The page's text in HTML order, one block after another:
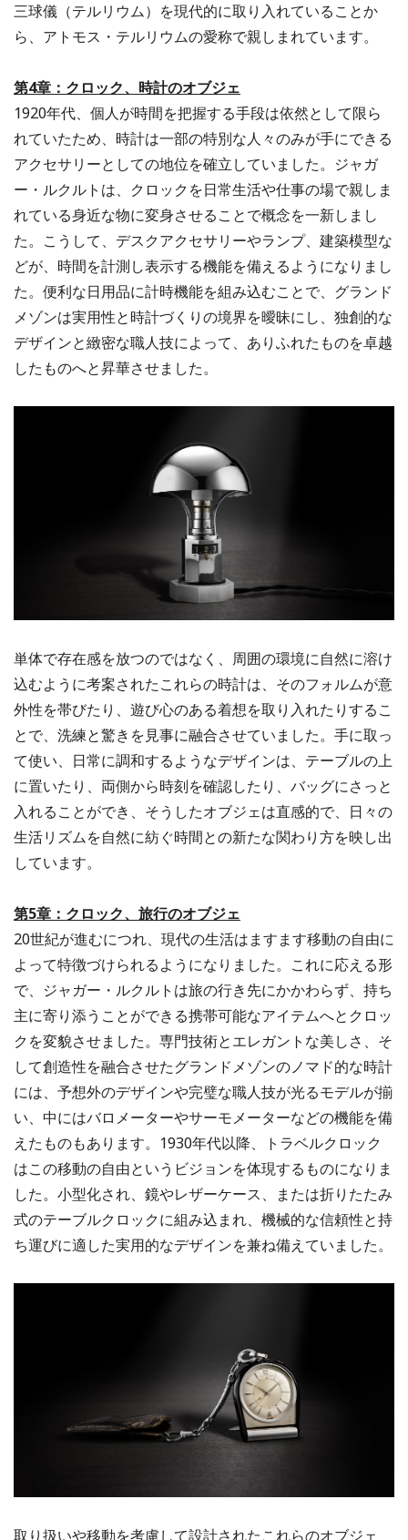
三球儀（テルリウム）を現代的に取り入れていることか
ら、アトモス・テルリウムの愛称で親しまれています。
第4章：クロック、時計のオブジェ
1920年代、個人が時間を把握する手段は依然として限ら
れていたため、時計は一部の特別な人々のみが手にできる
アクセサリーとしての地位を確立していました。ジャガ
ー・ルクルトは、クロックを日常生活や仕事の場で親しま
れている身近な物に変身させることで概念を一新しまし
た。こうして、デスクアクセサリーやランプ、建築模型な
どが、時間を計測し表示する機能を備えるようになりまし
た。便利な日用品に計時機能を組み込むことで、グランド
メゾンは実用性と時計づくりの境界を曖昧にし、独創的な
デザインと緻密な職人技によって、ありふれたものを卓越
したものへと昇華させました。
単体で存在感を放つのではなく、周囲の環境に自然に溶け
込むように考案されたこれらの時計は、そのフォルムが意
外性を帯びたり、遊び心のある着想を取り入れたりするこ
とで、洗練と驚きを見事に融合させていました。手に取っ
て使い、日常に調和するようなデザインは、テーブルの上
に置いたり、両側から時刻を確認したり、バッグにさっと
入れることができ、そうしたオブジェは直感的で、日々の
生活リズムを自然に紡ぐ時間との新たな関わり方を映し出
しています。
第5章：クロック、旅行のオブジェ
20世紀が進むにつれ、現代の生活はますます移動の自由に
よって特徴づけられるようになりました。これに応える形
で、ジャガー・ルクルトは旅の行き先にかかわらず、持ち
主に寄り添うことができる携帯可能なアイテムへとクロッ
クを変貌させました。専門技術とエレガントな美しさ、そ
して創造性を融合させたグランドメゾンのノマド的な時計
には、予想外のデザインや完璧な職人技が光るモデルが揃
い、中にはバロメーターやサーモメーターなどの機能を備
えたものもあります。1930年代以降、トラベルクロック
はこの移動の自由というビジョンを体現するものになりま
した。小型化され、鏡やレザーケース、または折りたたみ
式のテーブルクロックに組み込まれ、機械的な信頼性と持
ち運びに適した実用的なデザインを兼ね備えていました。
取り扱いや移動を考慮して設計されたこれらのオブジェ